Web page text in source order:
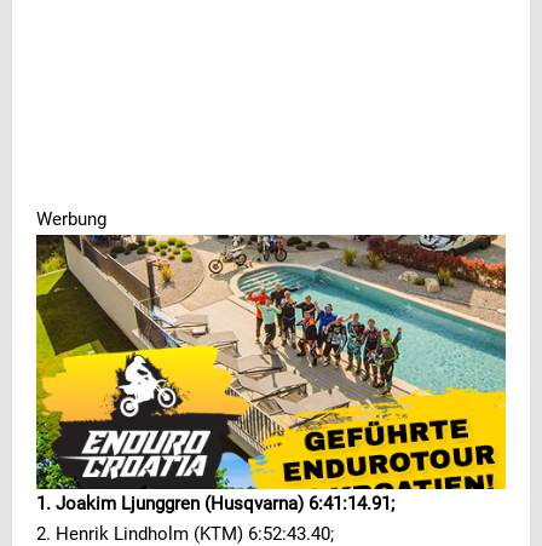
Werbung
1. Joakim Ljunggren (Husqvarna) 6:41:14.91;
2. Henrik Lindholm (KTM) 6:52:43.40;